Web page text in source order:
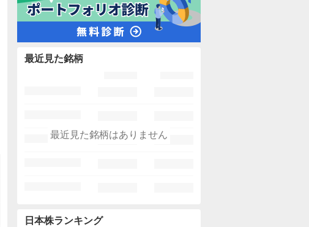
最近見た銘柄
最近見た銘柄はありません
日本株ランキング